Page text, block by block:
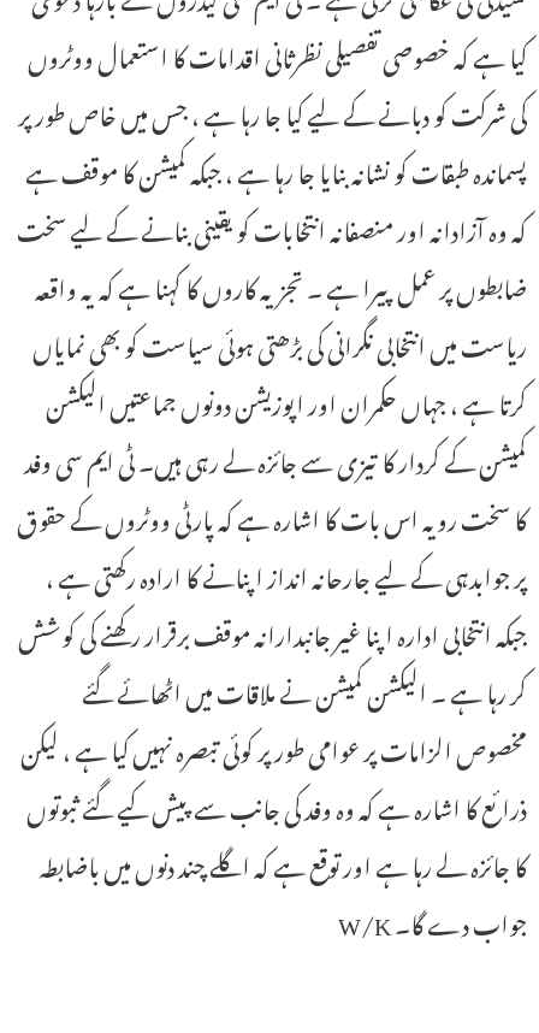
کیا ہے کہ خصوصی تفصیلی نظرثانی اقدامات کا استعمال ووٹروں
کی شرکت کو دبانے کے لیے کیا جا رہا ہے ، جس میں خاص طور پر
پسماندہ طبقات کو نشانہ بنایا جا رہا ہے ، جبکہ کمیشن کا موقف ہے
کہ وہ آزادانہ اور منصفانہ انتخابات کو یقینی بنانے کے لیے سخت
ضابطوں پر عمل پیرا ہے ۔ تجزیہ کاروں کا کہنا ہے کہ یہ واقعہ
ریاست میں انتخابی نگرانی کی بڑھتی ہوئی سیاست کو بھی نمایاں
کرتا ہے ، جہاں حکمران اور اپوزیشن دونوں جماعتیں الیکشن
کمیشن کے کردار کا تیزی سے جائزہ لے رہی ہیں۔ ٹی ایم سی وفد
کا سخت رویہ اس بات کا اشارہ ہے کہ پارٹی ووٹروں کے حقوق
پر جوابدہی کے لیے جارحانہ انداز اپنانے کا ارادہ رکھتی ہے ،
جبکہ انتخابی ادارہ اپنا غیر جانبدارانہ موقف برقرار رکھنے کی کوشش
کر رہا ہے ۔ الیکشن کمیشن نے ملاقات میں اٹھائے گئے
مخصوص الزامات پر عوامی طور پر کوئی تبصرہ نہیں کیا ہے ، لیکن
ذرائع کا اشارہ ہے کہ وہ وفد کی جانب سے پیش کیے گئے ثبوتوں
کا جائزہ لے رہا ہے اور توقع ہے کہ اگلے چند دنوں میں باضابطہ
جواب دے گا۔ W/K